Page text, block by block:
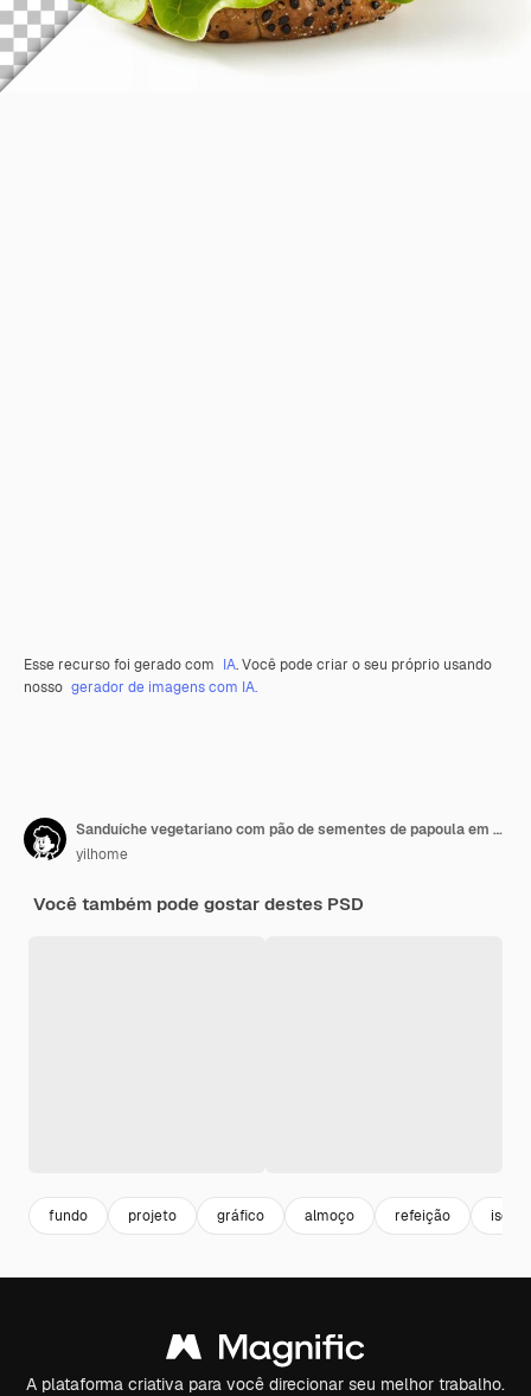
Esse recurso foi gerado com IA. Você pode criar o seu próprio usando
nosso gerador de imagens com IA.
Sanduíche vegetariano com pão de sementes de papoula em fundo transparente
yilhome
Você também pode gostar destes PSD
fundo projeto gráfico almoço refeição
A plataforma criativa para você direcionar seu melhor trabalho.